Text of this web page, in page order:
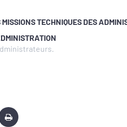
TECHNIQUES DES